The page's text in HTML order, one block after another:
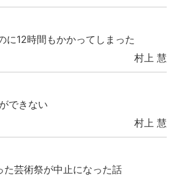
に12時間もかかってしまった
村上 慧
できない
村上 慧
芸術祭が中止になった話